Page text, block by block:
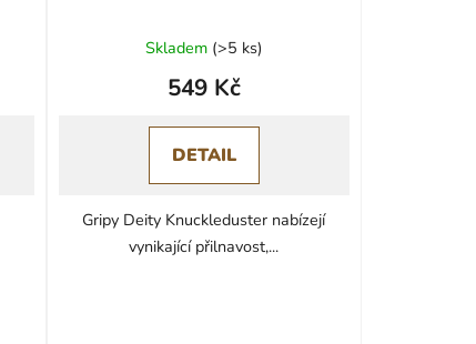
hodnocení
produktu
0,0
z
5
hvězdiček.
Skladem (>5 ks)
549 Kč
DETAIL
Gripy Deity Knuckleduster nabízejí
vynikající přilnavost,...